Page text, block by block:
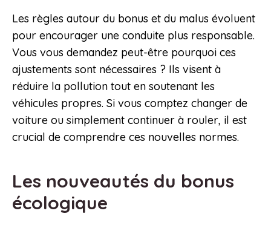
Les règles autour du bonus et du malus évoluent
pour encourager une conduite plus responsable.
Vous vous demandez peut-être pourquoi ces
ajustements sont nécessaires ? Ils visent à
réduire la pollution tout en soutenant les
véhicules propres. Si vous comptez changer de
voiture ou simplement continuer à rouler, il est
crucial de comprendre ces nouvelles normes.
Les nouveautés du bonus
écologique